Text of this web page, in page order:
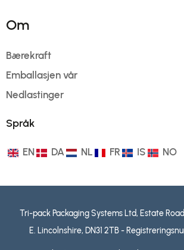
Om
Bærekraft
Emballasjen vår
Nedlastinger
Språk
EN DA NL FR IS NO
Tri-pack Packaging Systems Ltd, Estate Road
E. Lincolnshire, DN31 2TB -